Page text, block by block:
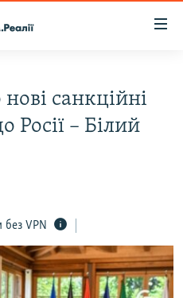
санкційні
Росії – Білий
без VPN